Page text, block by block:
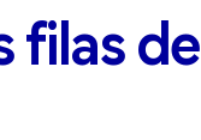
filas de